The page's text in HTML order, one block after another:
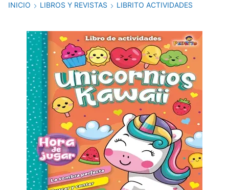
INICIO LIBROS Y REVISTAS LIBRITO ACTIVIDADES